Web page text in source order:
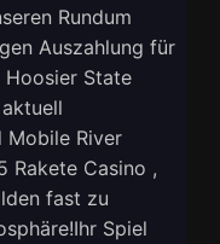
Rundum
Auszahlung für
Hoosier State
Mobile River
Rakete Casino ,
fast zu
Spiel